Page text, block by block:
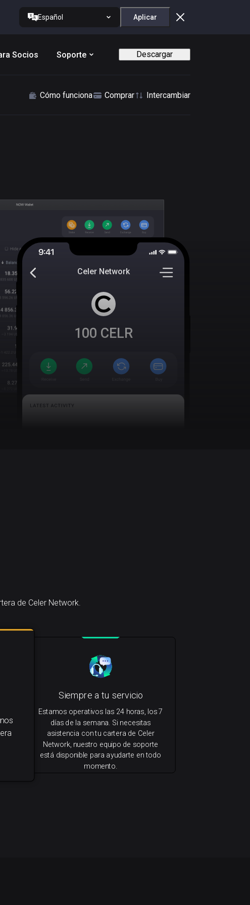
Español Aplicar
Socios Soporte Descargar
Cómo funciona Comprar Intercambiar
Celer Network
100 CELR
de Celer Network.
Siempre a tu servicio
Estamos operativos las 24 horas, los 7
días de la semana. Si necesitas
asistencia con tu cartera de Celer
Network, nuestro equipo de soporte
está disponible para ayudarte en todo
momento.